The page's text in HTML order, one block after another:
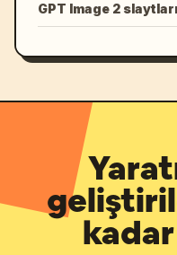
GPT Image 2 slaytları